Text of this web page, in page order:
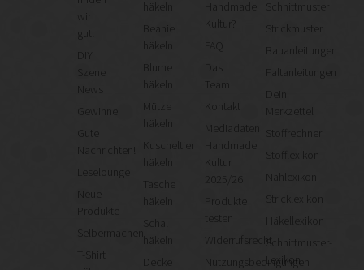
gut!
News
Gute
Nachrichten!
Leselounge
Neue
Produkte
Selbermachen
T-Shirt
häkeln
häkeln
Mütze
häkeln
Kuscheltier
Tasche
häkeln
Kultur?
Das
Team
Kontakt
Mediadaten
Kultur
2025/26
Produkte
testen
Widerrufsrecht
Nutzungsbedingungen
Schnittmuster
Strickmuster
Bauanleitungen
Faltanleitungen
Merkzettel
Stoffrechner
Stofflexikon
Nählexikon
Stricklexikon
Häkellexikon
Schnittmuster-
Lexikon